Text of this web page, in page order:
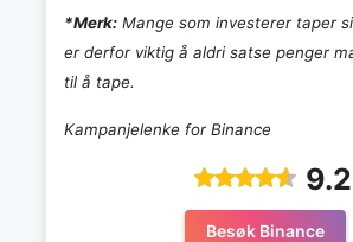
*Merk: Mange som investerer taper
er derfor viktig å aldri satse penger
til å tape.
Kampanjelenke for Binance
9.2
Besøk Binance